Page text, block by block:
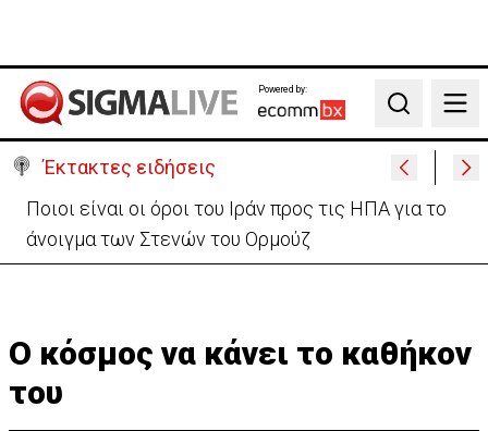
Powered by:
Search
Έκτακτες ειδήσεις
Υψηλές οι θερμοκρασίες με αυξημένη υγρασία
-«Στα παράλια είναι δύσκολα»
Ο κόσμος να κάνει το καθήκον
του